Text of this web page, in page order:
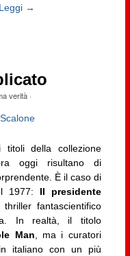
Leggi →
verità·
titoli della collezione
oggi risultano di
È il caso di
1977: Il presidente
, thriller fantascientifico
In realtà, il titolo
Man , ma i curatori
italiano con un più